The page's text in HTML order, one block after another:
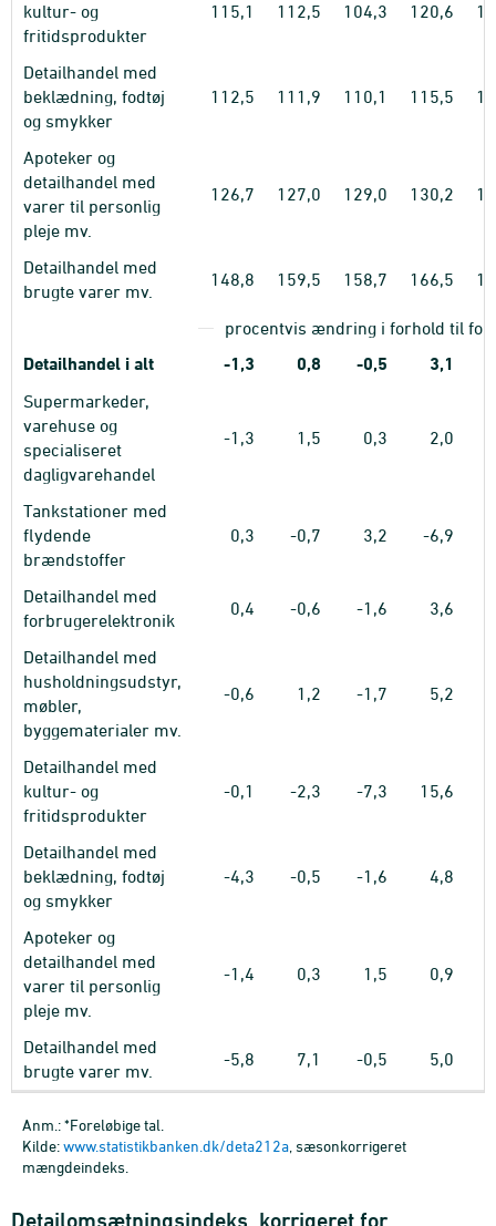
kultur- og
fritidsprodukter
115,1 112,5 104,3 120,6
Detailhandel med
beklædning, fodtøj
og smykker
112,5 111,9 110,1 115,5
Apoteker og
detailhandel med
varer til personlig
pleje mv.
126,7 127,0 129,0 130,2
Detailhandel med
brugte varer mv.
148,8 159,5 158,7 166,5
procentvis ændring i forhold til
Detailhandel i alt -1,3 0,8 -0,5 3,1
Supermarkeder,
varehuse og
specialiseret
dagligvarehandel
-1,3 1,5 0,3 2,0
Tankstationer med
flydende
brændstoffer
0,3 -0,7 3,2 -6,9
Detailhandel med
forbrugerelektronik
0,4 -0,6 -1,6 3,6
Detailhandel med
husholdningsudstyr,
møbler,
byggematerialer mv.
-0,6 1,2 -1,7 5,2
Detailhandel med
kultur- og
fritidsprodukter
-0,1 -2,3 -7,3 15,6
Detailhandel med
beklædning, fodtøj
og smykker
-4,3 -0,5 -1,6 4,8
Apoteker og
detailhandel med
varer til personlig
pleje mv.
-1,4 0,3 1,5 0,9
Detailhandel med
brugte varer mv.
-5,8 7,1 -0,5 5,0
Anm.: *Foreløbige tal.
Kilde:www.statistikbanken.dk/deta212a , sæsonkorrigeret
mængdeindeks.
Detailomsætningsindeks, korrigeret for